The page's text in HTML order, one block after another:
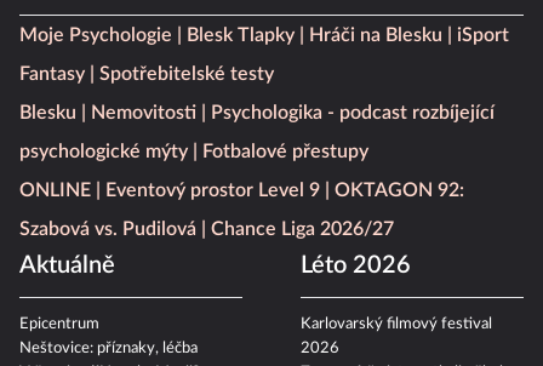
Moje Psychologie Blesk Tlapky Hráči na Blesku
iSport
Fantasy
Spotřebitelské testy
Blesku
Nemovitosti
Psychologika - podcast rozbíjející
psychologické mýty
Fotbalové přestupy
ONLINE
Eventový prostor Level 9
OKTAGON 92:
Szabová vs. Pudilová
Chance Liga 2026/27
Aktuálně
Epicentrum
Neštovice: příznaky, léčba
Léto 2026
Karlovarský filmový festival
2026